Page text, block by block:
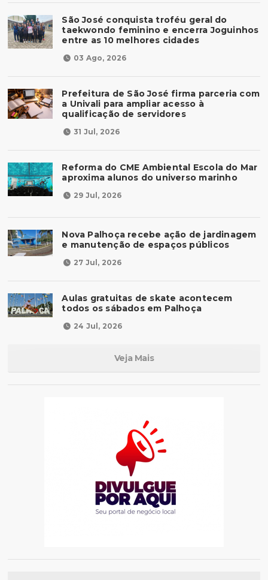
São José conquista troféu geral do
taekwondo feminino e encerra Joguinhos
entre as 10 melhores cidades
03 Ago, 2026
Prefeitura de São José firma parceria com
a Univali para ampliar acesso à
qualificação de servidores
31 Jul, 2026
Reforma do CME Ambiental Escola do Mar
aproxima alunos do universo marinho
29 Jul, 2026
Nova Palhoça recebe ação de jardinagem
e manutenção de espaços públicos
27 Jul, 2026
Aulas gratuitas de skate acontecem
todos os sábados em Palhoça
24 Jul, 2026
Veja Mais